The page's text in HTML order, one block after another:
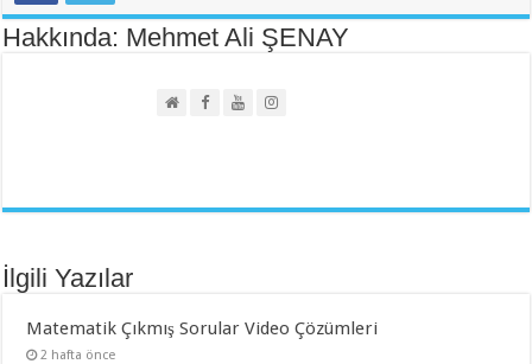
Hakkında: Mehmet Ali ŞENAY
İlgili Yazılar
Matematik Çıkmış Sorular Video Çözümleri
2 hafta önce